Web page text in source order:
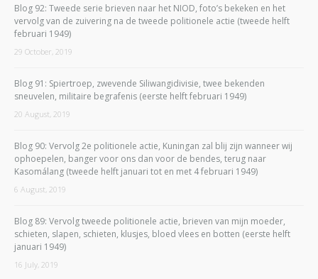
Blog 92: Tweede serie brieven naar het NIOD, foto’s bekeken en het
vervolg van de zuivering na de tweede politionele actie (tweede helft
februari 1949)
29 October, 2019
Blog 91: Spiertroep, zwevende Siliwangidivisie, twee bekenden
sneuvelen, militaire begrafenis (eerste helft februari 1949)
20 August, 2019
Blog 90: Vervolg 2e politionele actie, Kuningan zal blij zijn wanneer wij
ophoepelen, banger voor ons dan voor de bendes, terug naar
Kasomálang (tweede helft januari tot en met 4 februari 1949)
6 August, 2019
Blog 89: Vervolg tweede politionele actie, brieven van mijn moeder,
schieten, slapen, schieten, klusjes, bloed vlees en botten (eerste helft
januari 1949)
16 July, 2019